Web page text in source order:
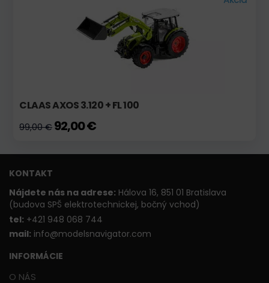
CLAAS AXOS 3.120 + FL 100
99,00 € 92,00 €
KONTAKT
Nájdete nás na adrese: Hálova 16, 851 01 Bratislava
(budova SPŠ elektrotechnickej, bočný vchod)
tel: +421 948 068 744
mail: info@modelsnavigator.com
INFORMÁCIE
O NÁS